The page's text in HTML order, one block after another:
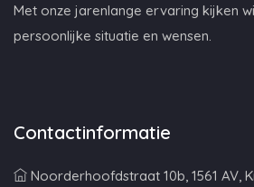
Met onze jarenlange ervaring kijken
persoonlijke situatie en wensen.
Contactinformatie
Noorderhoofdstraat 10b, 1561 AV,